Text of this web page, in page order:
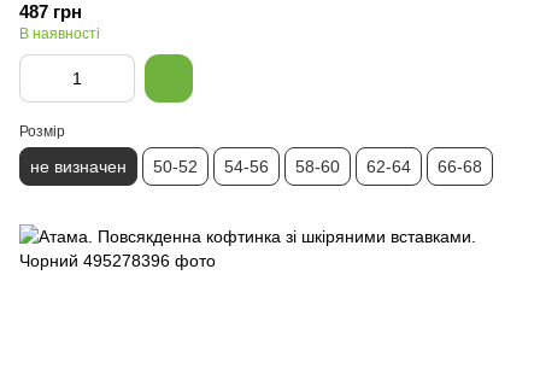
487 грн
В наявності
Розмір
не визначен 50-52 54-56 58-60 62-64 66-68